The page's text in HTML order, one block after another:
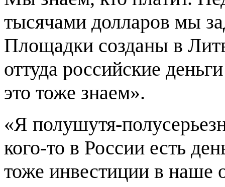
тысячами долларов мы
Площадки созданы в
оттуда российские
это тоже знаем».
«Я полушутя-
кого-то в России есть
тоже инвестиции в наше